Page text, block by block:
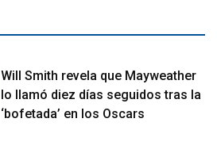
Will Smith revela que Mayweather
lo llamó diez días seguidos tras la
‘bofetada’ en los Oscars